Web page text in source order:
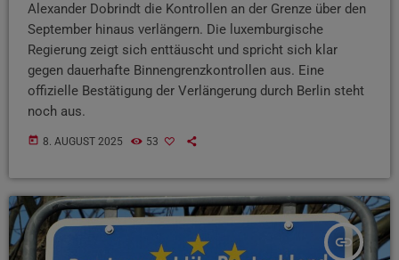
Alexander Dobrindt die Kontrollen an der Grenze über den
September hinaus verlängern. Die luxemburgische
Regierung zeigt sich enttäuscht und spricht sich klar
gegen dauerhafte Binnengrenzkontrollen aus. Eine
offizielle Bestätigung der Verlängerung durch Berlin steht
noch aus.
today 8. AUGUST 2025 53
insert_link